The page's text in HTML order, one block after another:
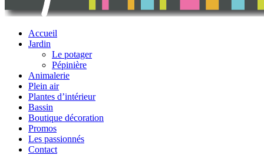
Accueil
Jardin
Le potager
Pépinière
Animalerie
Plein air
Plantes d’intérieur
Bassin
Boutique décoration
Promos
Les passionnés
Contact